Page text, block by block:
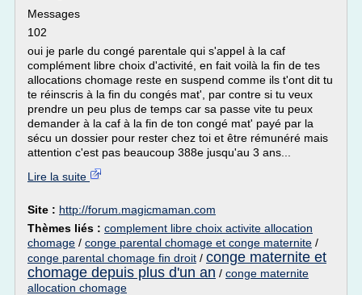
Messages
102
oui je parle du congé parentale qui s'appel à la caf
complément libre choix d'activité, en fait voilà la fin de tes
allocations chomage reste en suspend comme ils t'ont dit tu
te réinscris à la fin du congés mat', par contre si tu veux
prendre un peu plus de temps car sa passe vite tu peux
demander à la caf à la fin de ton congé mat' payé par la
sécu un dossier pour rester chez toi et être rémunéré mais
attention c'est pas beaucoup 388e jusqu'au 3 ans...
Lire la suite
Site : http://forum.magicmaman.com
Thèmes liés : complement libre choix activite allocation
chomage / conge parental chomage et conge maternite /
conge parental chomage fin droit / conge maternite et
chomage depuis plus d'un an / conge maternite
allocation chomage